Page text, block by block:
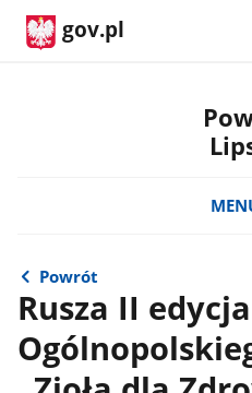
gov.pl
Powrót
Rusza II edycja